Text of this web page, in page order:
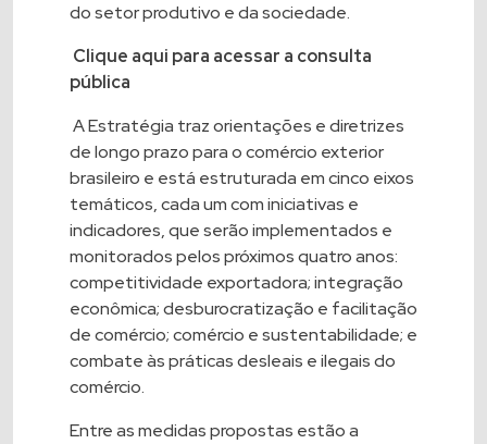
do setor produtivo e da sociedade.
Clique aqui para acessar a consulta
pública
A Estratégia traz orientações e diretrizes
de longo prazo para o comércio exterior
brasileiro e está estruturada em cinco eixos
temáticos, cada um com iniciativas e
indicadores, que serão implementados e
monitorados pelos próximos quatro anos:
competitividade exportadora; integração
econômica; desburocratização e facilitação
de comércio; comércio e sustentabilidade; e
combate às práticas desleais e ilegais do
comércio.
Entre as medidas propostas estão a